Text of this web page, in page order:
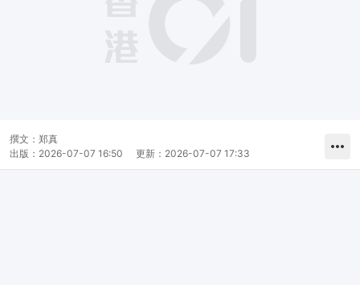
撰文： 郑真
出版： 2026-07-07 16:50 更新： 2026-07-07 17:33